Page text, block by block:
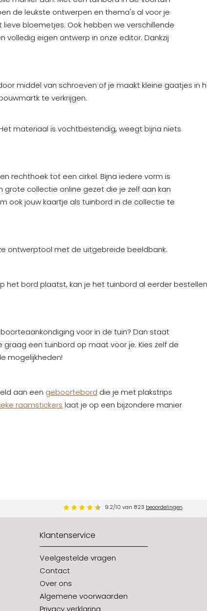
de leukste ontwerpen en thema's al voor je
bloemetjes. Ook hebben we verschillende
volledig eigen ontwerp in onze editor. Dankzij
middel van schroeven of je maakt kleine gaatjes in
te verkrijgen.
materiaal is vochtbestendig, weegt bijna niets
rechthoek tot een cirkel. Bijna iedere vorm is
grote collectie online gezet die je zelf aan kan
ook jouw kaartje als tuinbord in de collectie te
ontwerptool met de uitgebreide beeldbank.
bord plaatst, kan je het tuinbord al eerder
voor in de tuin? Dan staat
een tuinbord op maat voor je. Kies zelf de
mogelijkheden!
aan een geboortebord die je met plakstrips
raamstickers laat je op een bijzondere manier
9.2/10 van 823 beoordelingen.
Klantenservice
Veelgestelde vragen
Contact
Over ons
Algemene voorwaarden
Privacy verklaring